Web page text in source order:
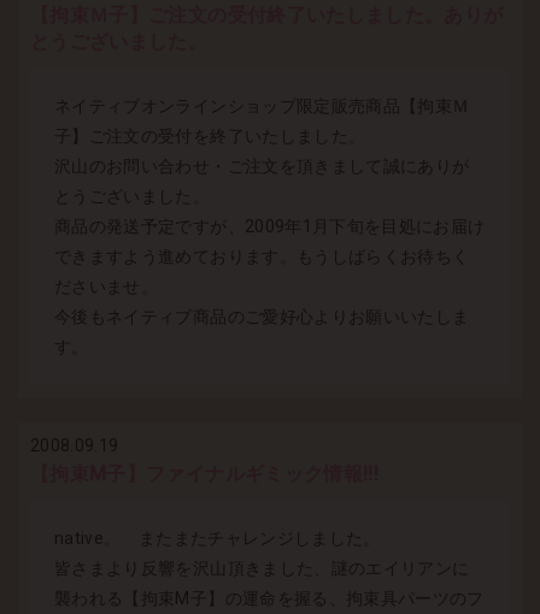
ネイティブオンラインショップ限定販売商品【拘束Ｍ
子】ご注文の受付を終了いたしました。
沢山のお問い合わせ・ご注文を頂きまして誠にありが
とうございました。
商品の発送予定ですが、2009年1月下旬を目処にお届け
できますよう進めております。もうしばらくお待ちく
ださいませ。
今後もネイティブ商品のご愛好心よりお願いいたしま
す。
2008.09.19
native。 またまたチャレンジしました。
皆さまより反響を沢山頂きました、謎のエイリアンに
襲われる【拘束M子】の運命を握る、拘束具パーツのフ